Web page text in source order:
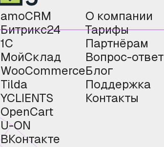
amoCRM
Битрикс24
1С
МойСклад
WooCommerce
Tilda
YCLIENTS
OpenCart
U-ON
ВКонтакте
О компании
Тарифы
Партнёрам
Вопрос-ответ
Блог
Поддержка
Контакты